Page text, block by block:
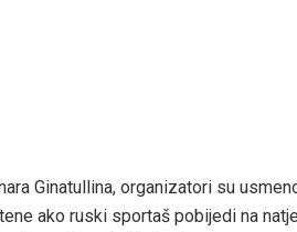
Ginatullina, organizatori su
ako ruski sportaš pobijedi na